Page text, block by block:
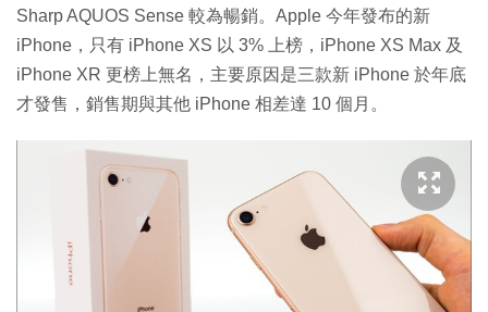
Sharp AQUOS Sense 較為暢銷。Apple 今年發布的新
iPhone，只有 iPhone XS 以 3% 上榜，iPhone XS Max 及
iPhone XR 更榜上無名，主要原因是三款新 iPhone 於年底
才發售，銷售期與其他 iPhone 相差達 10 個月。